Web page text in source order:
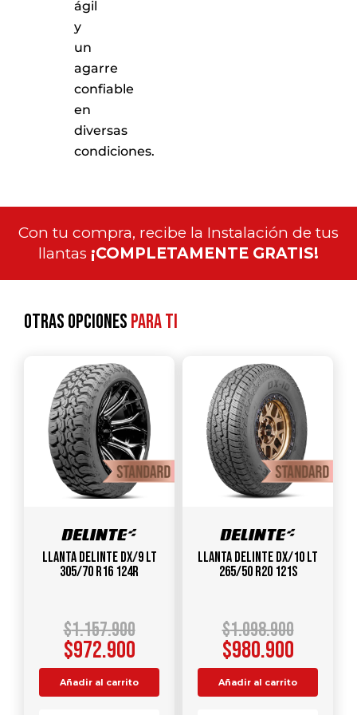
ágil
y
un
agarre
confiable
en
diversas
condiciones.
Con tu compra, recibe la Instalación de tus
llantas ¡COMPLETAMENTE GRATIS!
Otras opcionespara ti
Llanta DELINTE DX/9 LT
305/70 R16 124R
$1.157.900
$972.900
Añadir al carrito
Llanta DELINTE DX/10 LT
265/50 R20 121S
$1.098.900
$980.900
Añadir al carrito